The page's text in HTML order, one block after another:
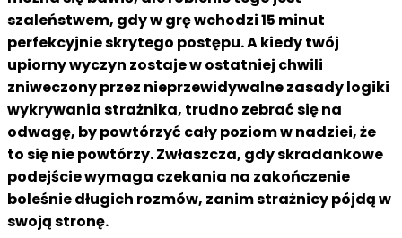
szaleństwem, gdy w grę wchodzi 15 minut
perfekcyjnie skrytego postępu. A kiedy twój
upiorny wyczyn zostaje w ostatniej chwili
zniweczony przez nieprzewidywalne zasady logiki
wykrywania strażnika, trudno zebrać się na
odwagę, by powtórzyć cały poziom w nadziei, że
to się nie powtórzy. Zwłaszcza, gdy skradankowe
podejście wymaga czekania na zakończenie
boleśnie długich rozmów, zanim strażnicy pójdą w
swoją stronę.